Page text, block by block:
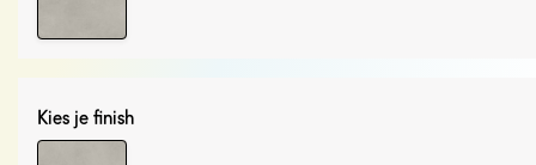
Kies je finish